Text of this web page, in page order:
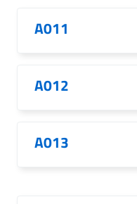
A011
A012
A013